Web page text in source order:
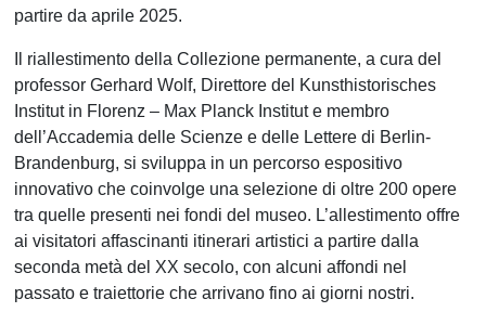
partire da aprile 2025.
Il riallestimento della Collezione permanente, a cura del
professor Gerhard Wolf, Direttore del Kunsthistorisches
Institut in Florenz – Max Planck Institut e membro
dell’Accademia delle Scienze e delle Lettere di Berlin-
Brandenburg, si sviluppa in un percorso espositivo
innovativo che coinvolge una selezione di oltre 200 opere
tra quelle presenti nei fondi del museo. L’allestimento offre
ai visitatori affascinanti itinerari artistici a partire dalla
seconda metà del XX secolo, con alcuni affondi nel
passato e traiettorie che arrivano fino ai giorni nostri.